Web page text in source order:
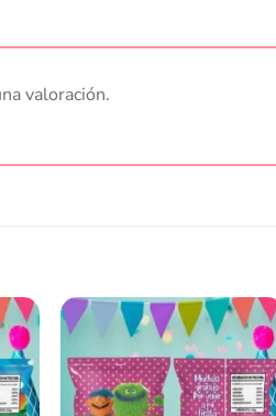
valoración.
Añadir
a la
lista
de